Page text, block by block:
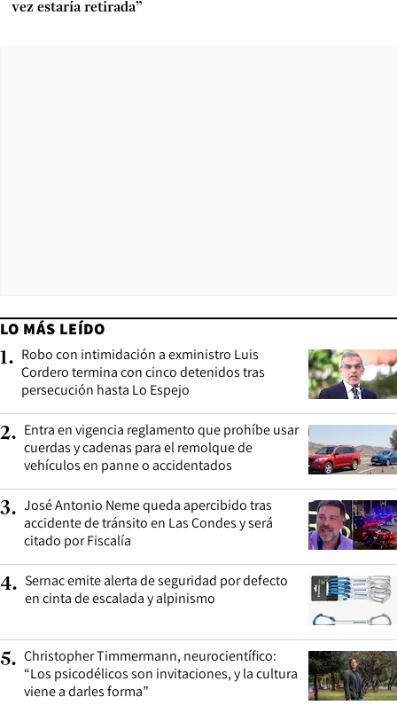
vez estaría retirada”
LO MÁS LEÍDO
1. Robo con intimidación a exministro Luis
Cordero termina con cinco detenidos tras
persecución hasta Lo Espejo
2. Entra en vigencia reglamento que prohíbe usar
cuerdas y cadenas para el remolque de
vehículos en panne o accidentados
3. José Antonio Neme queda apercibido tras
accidente de tránsito en Las Condes y será
citado por Fiscalía
4. Sernac emite alerta de seguridad por defecto
en cinta de escalada y alpinismo
5. Christopher Timmermann, neurocientífico:
“Los psicodélicos son invitaciones, y la cultura
viene a darles forma”